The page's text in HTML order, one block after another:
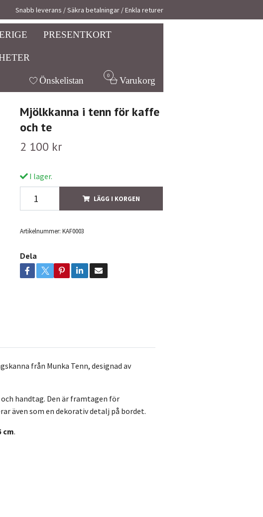
Snabb leverans / Säkra betalningar / Enkla returer
PRESENTKORT
Önskelistan 0 Varukorg
Mjölkkanna i tenn för kaffe
och te
2 100 kr
I lager.
LÄGG I KORGEN
Artikelnummer: KAF0003
Dela
från Munka Tenn, designad av
handtag. Den är framtagen för
även som en dekorativ detalj på bordet.
cm.